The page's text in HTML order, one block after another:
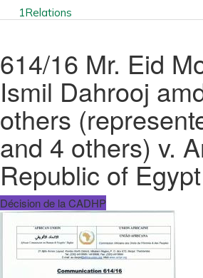
1Relations
614/16 Mr. Eid
Ismil Dahrooj
others
and 4 others) v.
Republic of Egypt
Décision de la CADHP